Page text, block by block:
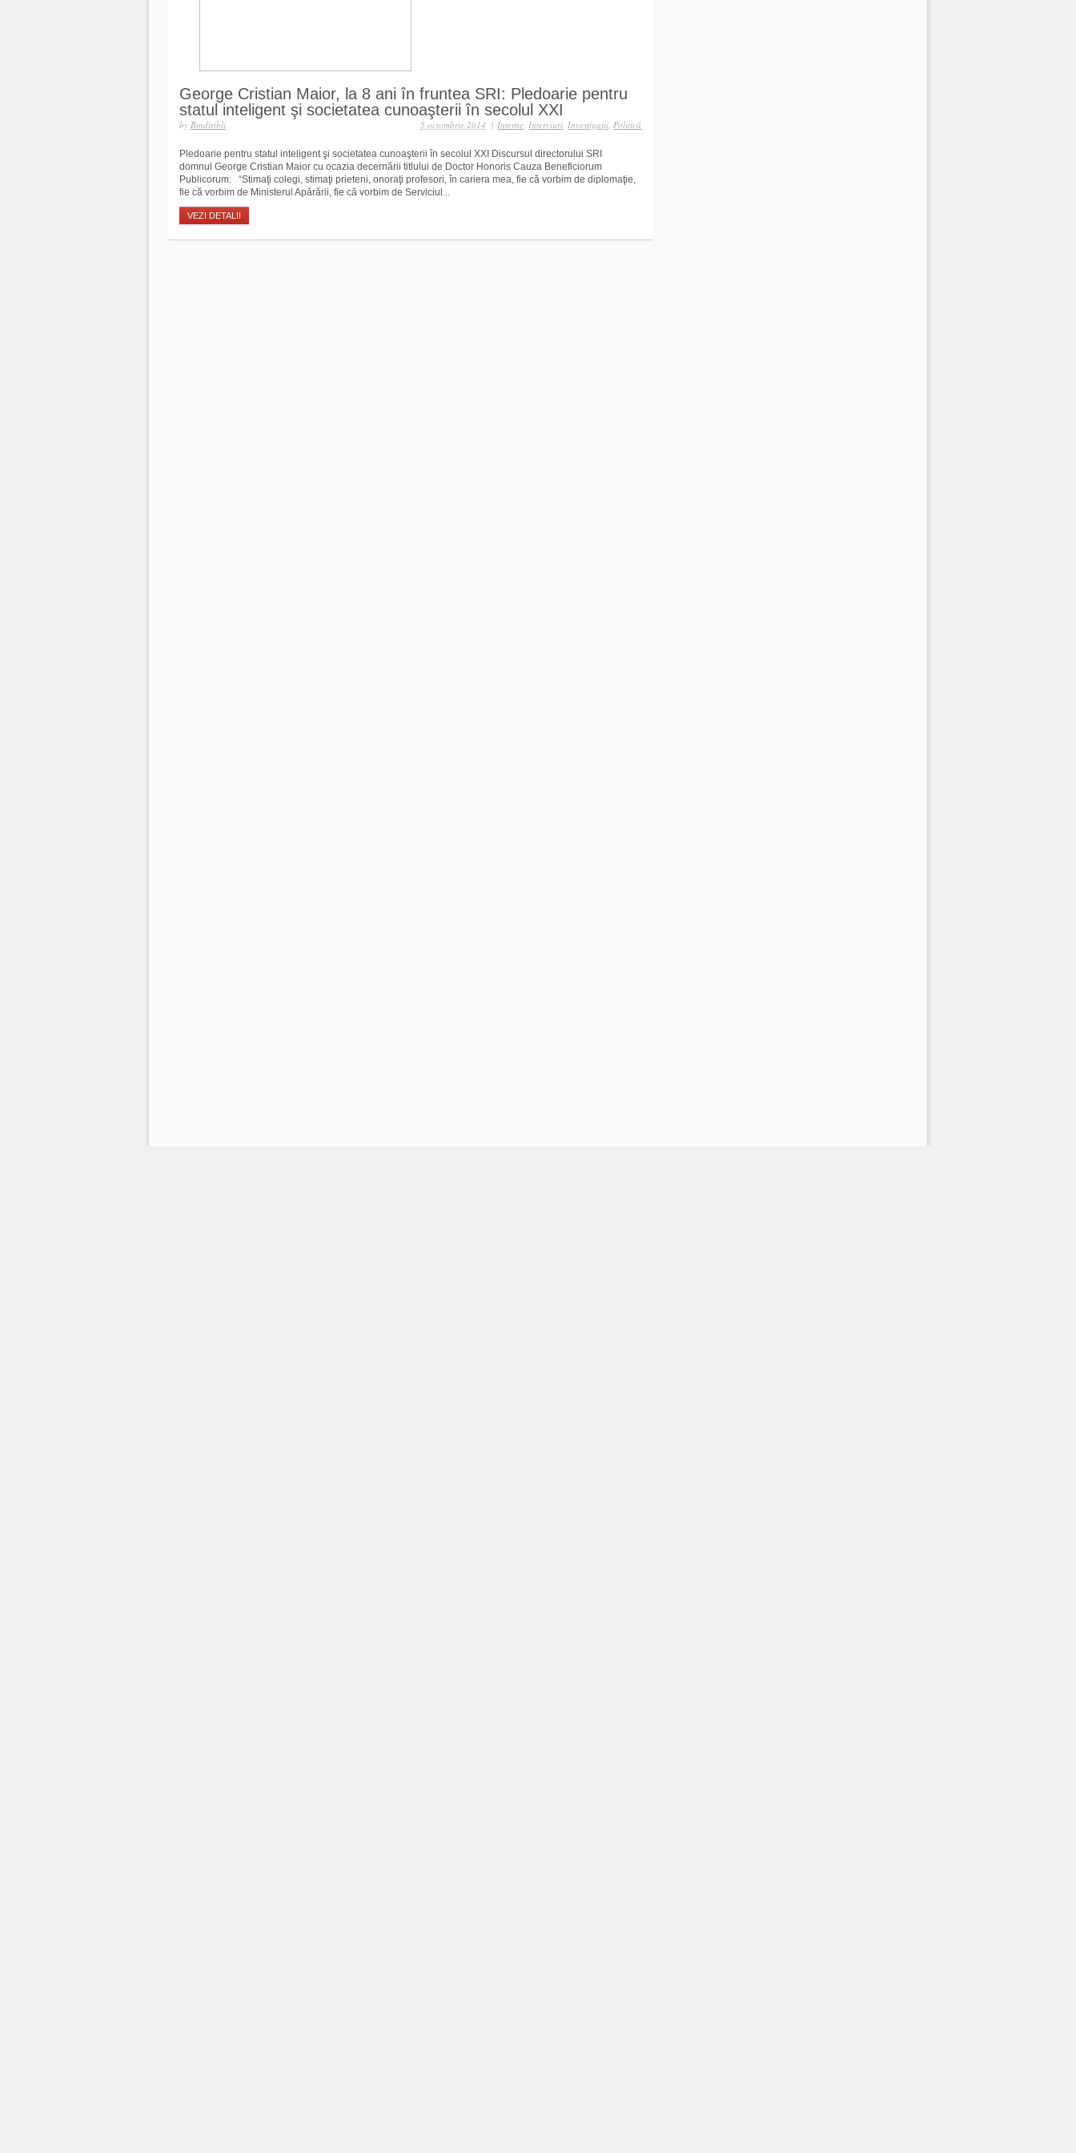
George Cristian Maior, la 8 ani în fruntea SRI: Pledoarie pentru
statul inteligent şi societatea cunoaşterii în secolul XXI
by Bindiribli | Interne,Interviuri,Investigaţii,Politică
5 octombrie 2014
Pledoarie pentru statul inteligent şi societatea cunoaşterii în secolul XXI Discursul directorului SRI
domnul George Cristian Maior cu ocazia decernării titlului de Doctor Honoris Cauza Beneficiorum
Publicorum: “Stimaţi colegi, stimaţi prieteni, onoraţi profesori, în cariera mea, fie că vorbim de diplomaţie,
fie că vorbim de Ministerul Apărării, fie că vorbim de Serviciul...
VEZI DETALII